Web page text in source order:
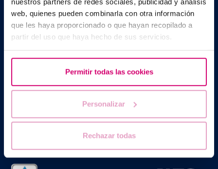
web, quienes pueden combinarla con otra información
que les haya proporcionado o que hayan recopilado a
partir del uso que haya hecho de sus servicios.
Permitir todas las cookies
Personalizar
Rechazar todas
Barcelona IVF
Planetarium Building
Escoles Pies, 103. 08017 Barcelona, Spain
+34 934 176 916
| info@bcnivf.com
Barcelona IVF is a Healthcare Centre approved by the Generalitat
of Catalonia and authorized to operate as a Human Assisted